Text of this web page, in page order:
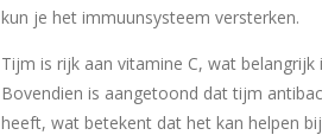
kun je het immuunsysteem versterken.
Tijm is rijk aan vitamine C, wat
Bovendien is aangetoond dat tijm
heeft, wat betekent dat het kan helpen